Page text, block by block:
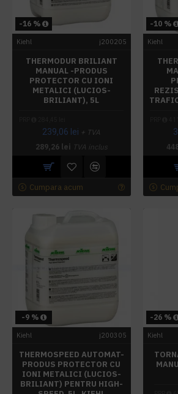
-16 %
Kiehl j200205
THERMODUR BRILIANT
MANUAL -PRODUS
PROTECTOR CU IONI
METALICI (LUCIOS-
BRILIANT), 5L
239,06 lei + TVA
289,26 lei TVA inclus
Cumpara acum
-10 %
Kiehl
-9 %
Kiehl j200305
THERMOSPEED AUTOMAT-
PRODUS PROTECTOR CU
IONI METALICI (LUCIOS-
BRILIANT) PENTRU HIGH-
-26 %
Kiehl